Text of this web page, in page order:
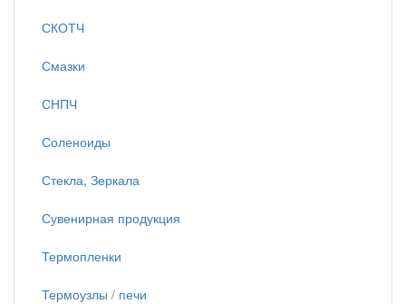
СКОТЧ
Смазки
СНПЧ
Соленоиды
Стекла, Зеркала
Сувенирная продукция
Термопленки
Термоузлы / печи